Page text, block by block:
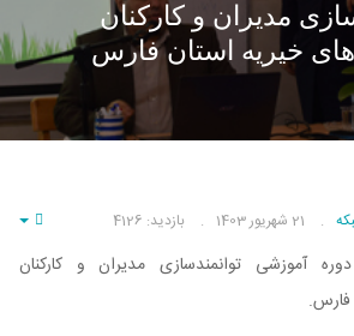
مدیران و کارکنان
خیریه استان فارس
21 شهریور 1403 بازدید: 4126
آموزشی توانمندسازی مدیران و کارکنان